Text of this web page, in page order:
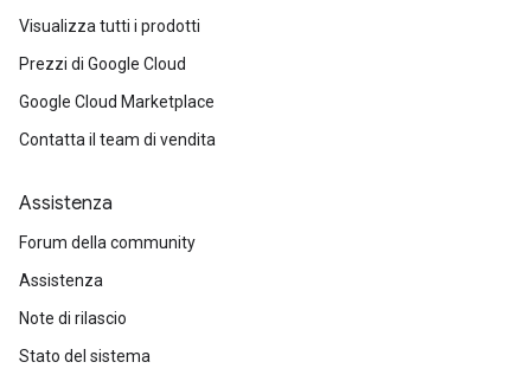
Visualizza tutti i prodotti
Prezzi di Google Cloud
Google Cloud Marketplace
Contatta il team di vendita
Assistenza
Forum della community
Assistenza
Note di rilascio
Stato del sistema